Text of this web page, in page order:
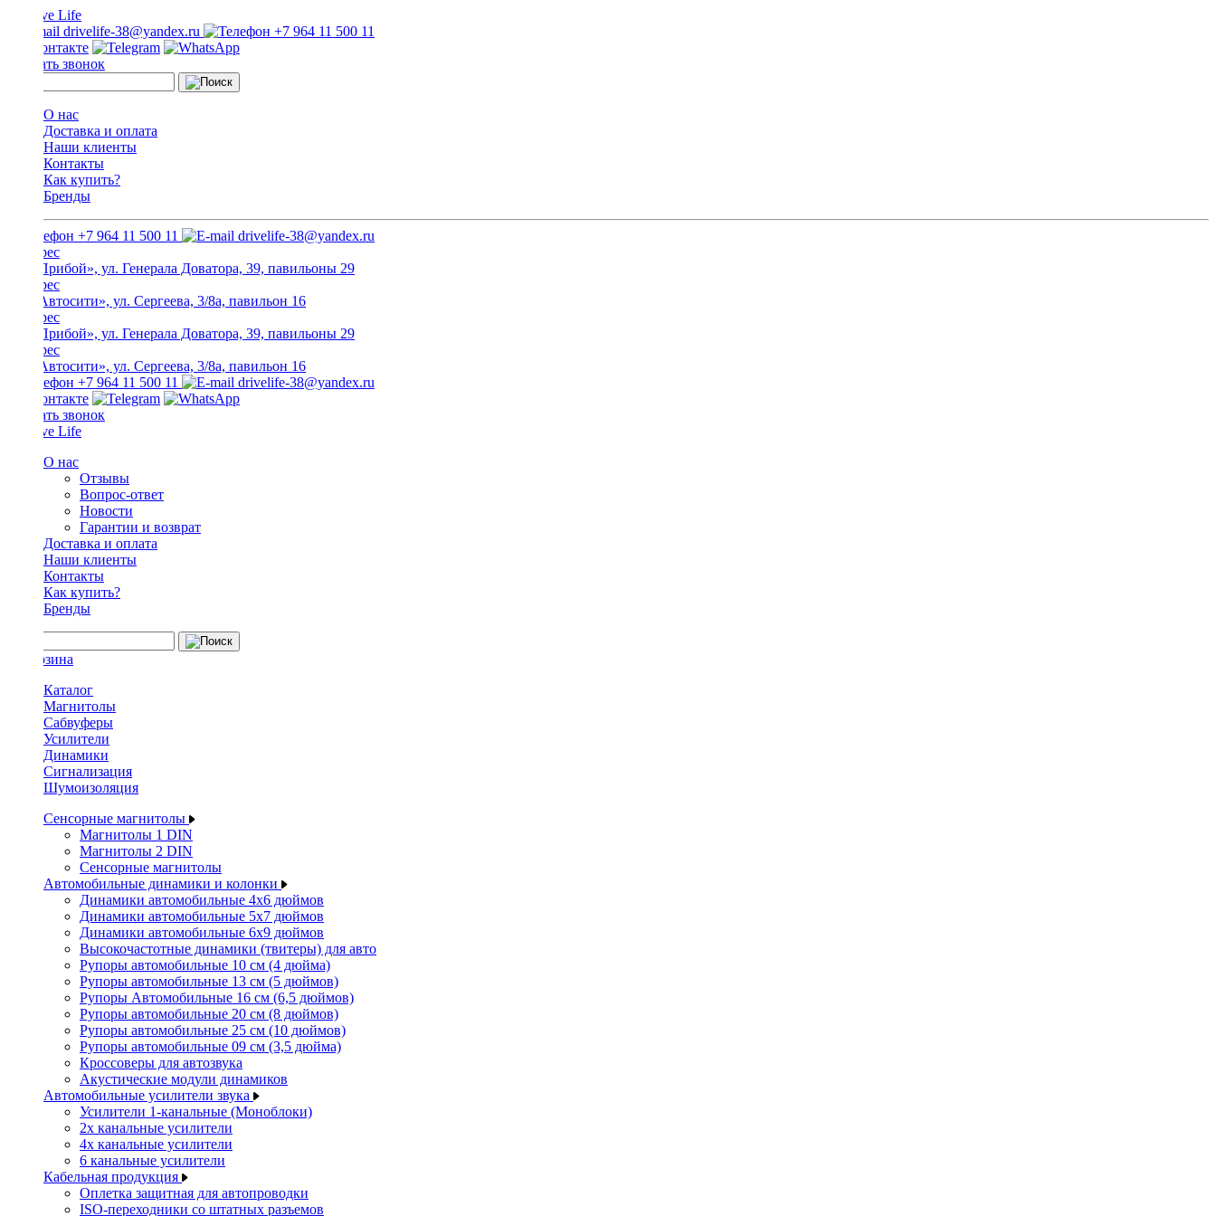
drivelife-38@yandex.ru +7 964 11 500 11
Заказать звонок
О нас
Доставка и оплата
Наши клиенты
Контакты
Как купить?
Бренды
+7 964 11 500 11 drivelife-38@yandex.ru
ТЦ «Прибой», ул. Генерала Доватора, 39, павильоны 29
ТЦ «Автосити», ул. Сергеева, 3/8а, павильон 16
ТЦ «Прибой», ул. Генерала Доватора, 39, павильоны 29
ТЦ «Автосити», ул. Сергеева, 3/8а, павильон 16
+7 964 11 500 11
drivelife-38@yandex.ru
Заказать звонок
О нас
Отзывы
Вопрос-ответ
Новости
Гарантии и возврат
Доставка и оплата
Наши клиенты
Контакты
Как купить?
Бренды
Каталог
Магнитолы
Сабвуферы
Усилители
Динамики
Сигнализация
Шумоизоляция
Сенсорные магнитолы
Магнитолы 1 DIN
Магнитолы 2 DIN
Сенсорные магнитолы
Автомобильные динамики и колонки
Динамики автомобильные 4x6 дюймов
Динамики автомобильные 5x7 дюймов
Динамики автомобильные 6x9 дюймов
Высокочастотные динамики (твитеры) для авто
Рупоры автомобильные 10 см (4 дюйма)
Рупоры автомобильные 13 см (5 дюймов)
Рупоры Автомобильные 16 см (6,5 дюймов)
Рупоры автомобильные 20 см (8 дюймов)
Рупоры автомобильные 25 см (10 дюймов)
Рупоры автомобильные 09 см (3,5 дюйма)
Кроссоверы для автозвука
Акустические модули динамиков
Автомобильные усилители звука
Усилители 1-канальные (Моноблоки)
2х канальные усилители
4х канальные усилители
6 канальные усилители
Кабельная продукция
Оплетка защитная для автопроводки
ISO-переходники со штатных разъемов